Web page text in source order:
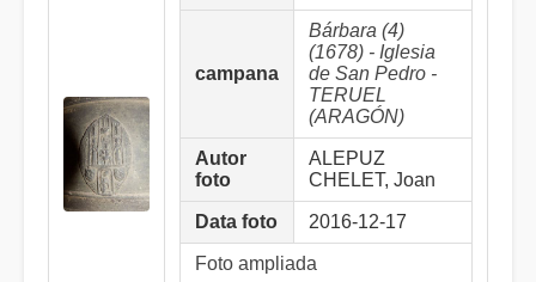
campana
Bárbara (4)
(1678) - Iglesia
de San Pedro -
TERUEL
(ARAGÓN)
Autor
foto
ALEPUZ
CHELET, Joan
Data foto 2016-12-17
Foto ampliada